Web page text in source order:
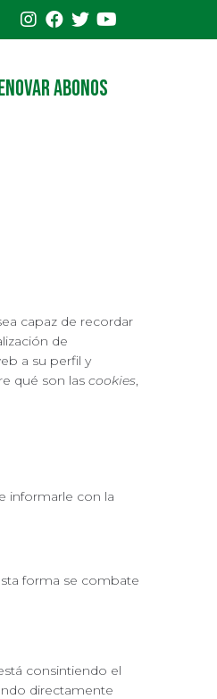
ABONOS
capaz de recordar
de
a su perfil y
qué son las cookies,
informarle con la
forma se combate
consintiendo el
directamente